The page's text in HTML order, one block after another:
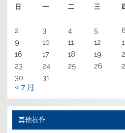
日 一 二 三
2
3 4 5
9
10 11 12
16
17 18 19
23
24 25 26
30
31
« 7 月
其他操作